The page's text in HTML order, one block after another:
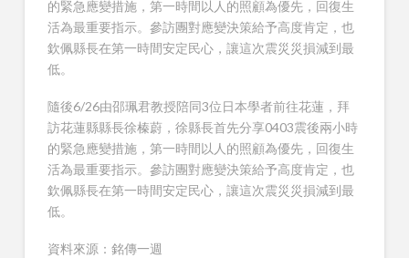
的緊急應變措施，第一時間以人的照顧為優先，回復生
活為最重要指示。參訪團對應變決策給予高度肯定，也
欽佩縣長在第一時間安定民心，讓這次震災災損減到最
低。
隨後6/26由邵珮君教授陪同3位日本學者前往花蓮，拜
訪花蓮縣縣長徐榛蔚，徐縣長首先分享0403震後兩小時
的緊急應變措施，第一時間以人的照顧為優先，回復生
活為最重要指示。參訪團對應變決策給予高度肯定，也
欽佩縣長在第一時間安定民心，讓這次震災災損減到最
低。
資料來源：銘傳一週